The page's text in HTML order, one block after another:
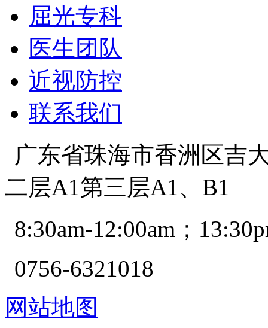
屈光专科
医生团队
近视防控
联系我们
广东省珠海市香洲区吉
二层A1第三层A1、B1
8:30am-12:00am；
0756-6321018
网站地图